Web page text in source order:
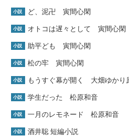
小説 ど、泥卍 寅間心閑
小説 オトコは遅々として 寅間心閑
小説 助平ども 寅間心閑
小説 松の牢 寅間心閑
小説 もうすぐ幕が開く 大畑ゆかり
小説 学生だった 松原和音
小説 一月のレモネード 松原和音
小説 酒井聡 短編小説